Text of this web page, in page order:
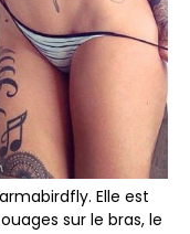
Elle est
sur le bras, le